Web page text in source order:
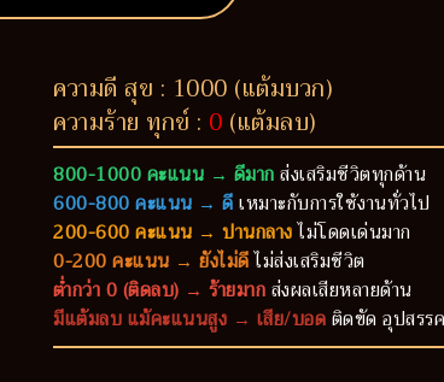
ความดี สุข : 1000 (แต้มบวก)
ความร้าย ทุกข์ : 0 (แต้มลบ)
800-1000 คะแนน → ดีมากส่งเสริมชีวิตทุกด้าน
600-800 คะแนน → ดีเหมาะกับการใช้งานทั่วไป
200-600 คะแนน → ปานกลางไม่โดดเด่นมาก
0-200 คะแนน → ยังไม่ดีไม่ส่งเสริมชีวิต
ต่ำกว่า 0 (ติดลบ) → ร้ายมากส่งผลเสียหลายด้าน
มีแต้มลบ แม้คะแนนสูง → เสีย/บอดติดขัด อุปสรรค